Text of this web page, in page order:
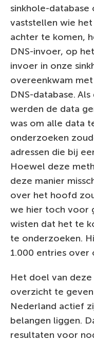
sinkhole-
vaststellen wie
achter te komen,
DNS-invoer, op
invoer in onze
overeenkwam
DNS-database.
werden de data
was om alle data
onderzoeken
adressen die bij
Hoewel deze
deze manier
over het hoofd
we hier toch voor
wisten dat het te
te onderzoeken.
1.000 entries
Het doel van
overzicht te
Nederland actief
belangen liggen.
resultaten voor